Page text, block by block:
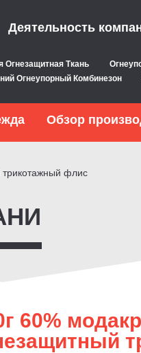
Деятельность
Огнезащитная Ткань
Огнеупорный Комбинезон
Обзор
трикотажный флис
60%